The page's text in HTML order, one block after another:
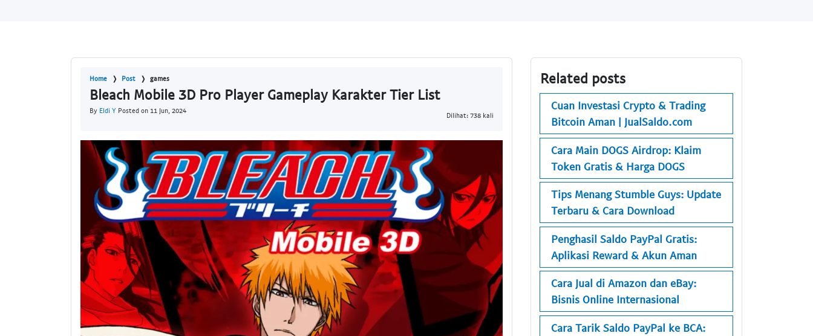
Home Post games
Bleach Mobile 3D Pro Player Gameplay Karakter Tier List
By Eldi Y Posted on 11 Jun, 2024
Dilihat: 738 kali
Related posts
Cuan Investasi Crypto & Trading
Bitcoin Aman | JualSaldo.com
Cara Main DOGS Airdrop: Klaim
Token Gratis & Harga DOGS
Tips Menang Stumble Guys: Update
Terbaru & Cara Download
Penghasil Saldo PayPal Gratis:
Aplikasi Reward & Akun Aman
Cara Jual di Amazon dan eBay:
Bisnis Online Internasional
Cara Tarik Saldo PayPal ke BCA: